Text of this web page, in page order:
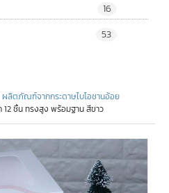
16
53
ผลิตภัณฑ์จากกระดาษไบโอชานอ้อย
ชิ้น ทรงสูง พร้อมฐาน สีขาว